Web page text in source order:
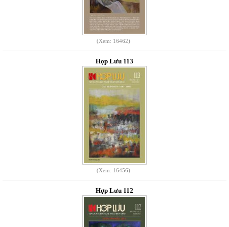
(Xem: 16462)
Hợp Lưu 113
(Xem: 16456)
Hợp Lưu 112